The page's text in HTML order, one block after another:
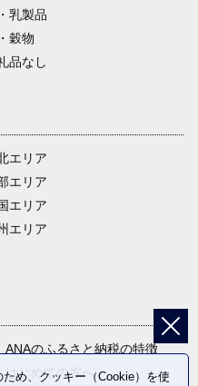
乳製品
穀物
品なし
エリア
エリア
エリア
エリア
ANAのふるさと納税の特徴
はじめての方へ
め、クッキー（Cookie）を使